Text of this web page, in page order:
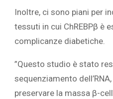
Inoltre, ci sono piani per
tessuti in cui ChREBPβ è
complicanze diabetiche.‎
‎”Questo studio è stato
sequenziamento
preservare la massa β-